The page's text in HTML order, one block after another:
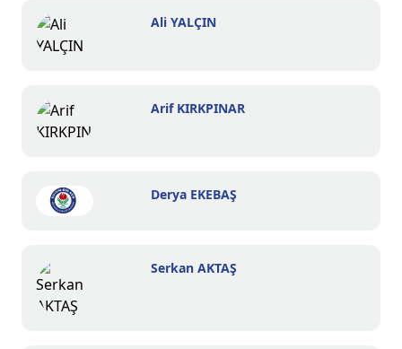
Ali YALÇIN
Arif KIRKPINAR
Derya EKEBAŞ
Serkan AKTAŞ